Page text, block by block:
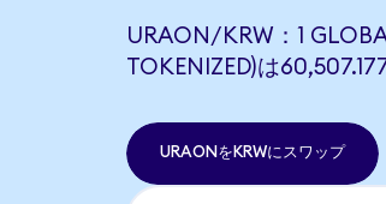
URAON/KRW：1
TOKENIZED)は
URAONをKRWにスワップ